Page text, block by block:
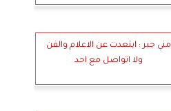
مني جبر : ابتعدت عن الاعلام والفن
ولا اتواصل مع احد